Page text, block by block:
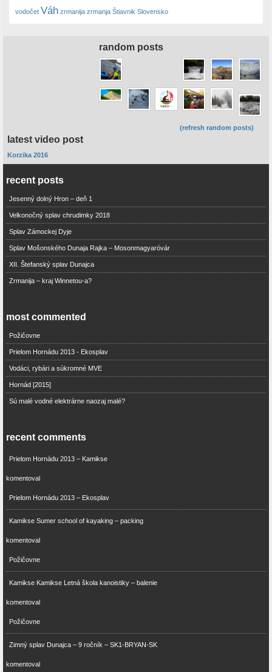
vodočet Váh zrmanija zrmanja Štiavnik Slovensko
random posts
(refresh random posts)
latest video post
Korzika 2016
recent posts
Jesenný dolný Hron – deň 1
Velkonočný splav chrudimky 2018
Splav Zámockej Dyje
Splav Mošonského Dunaja Rajka – Mosonmagyaróvár
XII. Štefanský splav Dunajca
Zrmanija – kraj Winnetou-a?
most commented
Požičovne
Prielom Hornádu 2013 - Ekosplav
Vodáci, rybári a súkromné MVE
Hornád [2015]
Sú malé vodné elektrárne naozaj malé?
recent comments
Prielom Hornádu 2013 – Kamikse
komentoval
Prielom Hornádu 2013 – Ekosplav
Kamikse Sumer school of kayaking – packing
komentoval
Požičovne
Kamikse Kamikse Letná škola kanoistiky – balenie
komentoval
Požičovne
Zimný splav Dunajca – 9 ročník – SK1-BRYAN-SK
komentoval